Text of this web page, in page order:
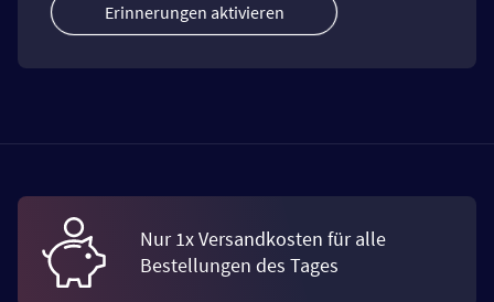
Erinnerungen aktivieren
Nur 1x Versandkosten für alle
Bestellungen des Tages